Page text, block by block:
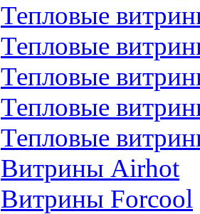
Тепловые
Тепловые
Тепловые
Тепловые
Тепловые
Витрины Airhot
Витрины Forcool